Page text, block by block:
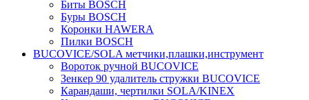
Биты BOSCH
Буры BOSCH
Коронки HAWERA
Пилки BOSCH
BUCOVICE/SOLA метчики,плашки,инструмент
Вороток ручной BUCOVICE
Зенкер 90 удалитель стружки BUCOVICE
Карандаши, чертилки SOLA/KINEX